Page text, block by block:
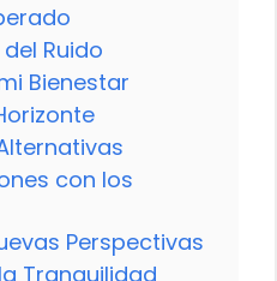
Ruido
Bienestar
con los
Perspectivas
Tranquilidad